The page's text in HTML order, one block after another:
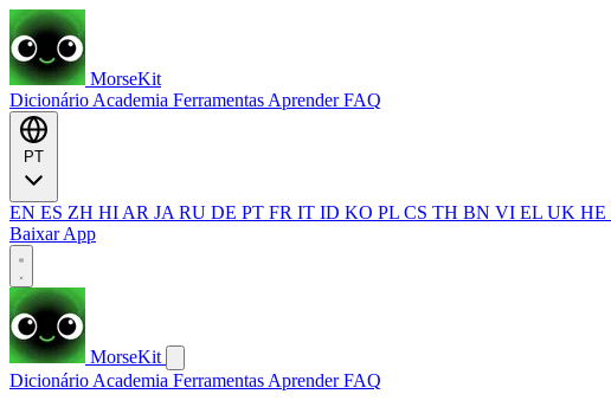
MorseKit
Dicionário Academia Ferramentas AprenderFAQ
EN ES ZH HI AR JA RU DE PT FR IT ID KO PL CS TH BN VI EL UK HE
Baixar App
MorseKit
Dicionário Academia Ferramentas AprenderFAQ